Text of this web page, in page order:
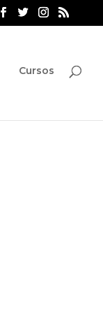
Cursos